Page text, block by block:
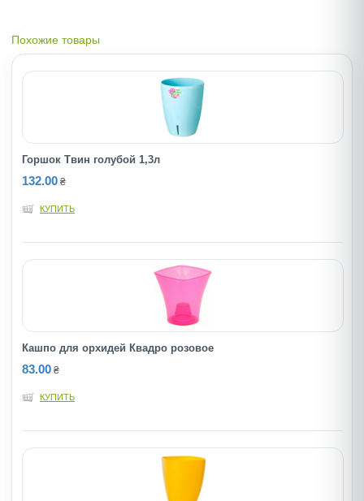
Похожие товары
Горшок Твин голубой 1,3л
132.00 ₴
КУПИТЬ
Кашпо для орхидей Квадро розовое
83.00 ₴
КУПИТЬ